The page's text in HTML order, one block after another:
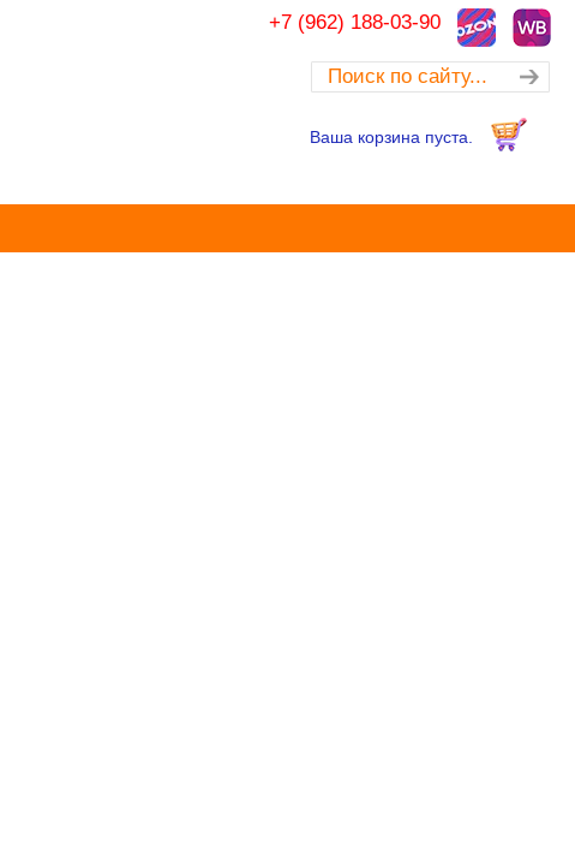
+7 (962) 188-03-90
Ваша корзина пуста.